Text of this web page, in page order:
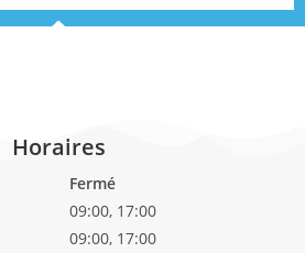
Horaires
Fermé
09:00, 17:00
09:00, 17:00